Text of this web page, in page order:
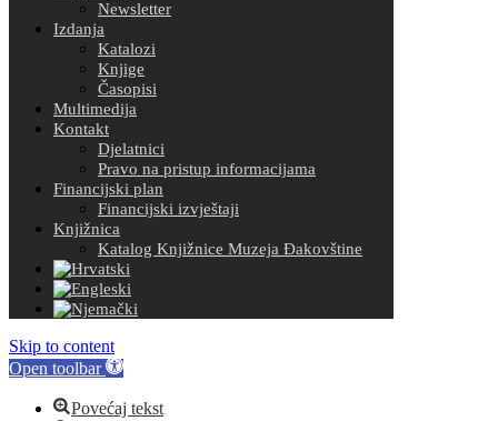
Newsletter
Izdanja
Katalozi
Knjige
Časopisi
Multimedija
Kontakt
Djelatnici
Pravo na pristup informacijama
Financijski plan
Financijski izvještaji
Knjižnica
Katalog Knjižnice Muzeja Đakovštine
Skip to content
Open toolbar
Povećaj tekst